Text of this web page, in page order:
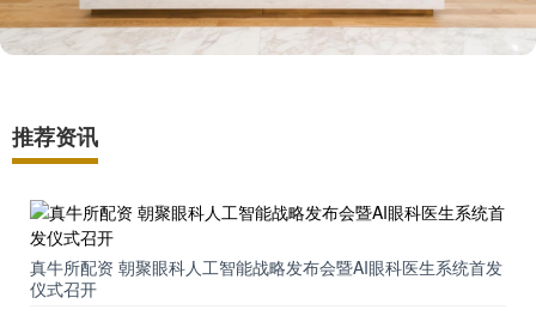
推荐资讯
真牛所配资 朝聚眼科人工智能战略发布会暨AI眼科医生系统首发
仪式召开